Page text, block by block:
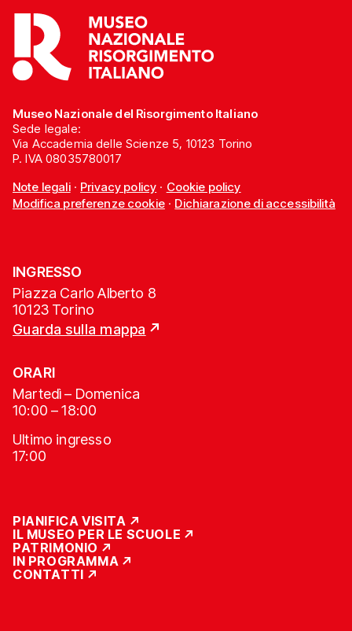
Museo Nazionale del Risorgimento Italiano
Sede legale:
Via Accademia delle Scienze 5, 10123 Torino
P. IVA 08035780017
Note legali· Privacy policy · Cookie policy
Modifica preferenze cookie· Dichiarazione di accessibilità
INGRESSO
Piazza Carlo Alberto 8
10123 Torino
Guarda sulla mappa
ORARI
Martedì – Domenica
10:00 – 18:00
Ultimo ingresso
17:00
PIANIFICA VISITA
IL MUSEO PER LE SCUOLE
PATRIMONIO
IN PROGRAMMA
CONTATTI